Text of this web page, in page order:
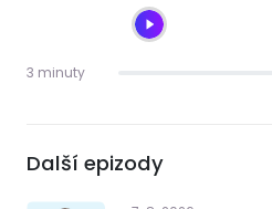
3 minuty
Další epizody